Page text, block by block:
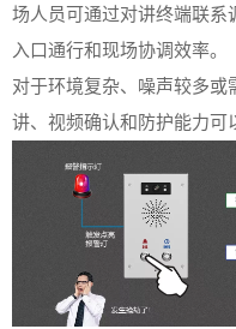
场人员可通过对讲终端联系
入口通行和现场协调效率。
对于环境复杂、噪声较多
讲、视频确认和防护能力可